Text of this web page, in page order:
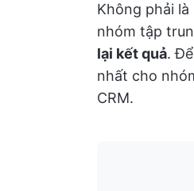
Không phải
nhóm tập
lại kết quả.
nhất cho
CRM.